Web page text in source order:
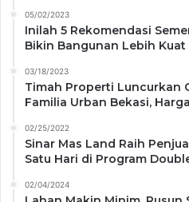
05/02/2023
Inilah 5 Rekomendasi
Bikin Bangunan Lebih Kuat
03/18/2023
Timah Properti Luncurkan
Familia Urban Bekasi,
02/25/2022
Sinar Mas Land Raih
Satu Hari di Program
02/04/2024